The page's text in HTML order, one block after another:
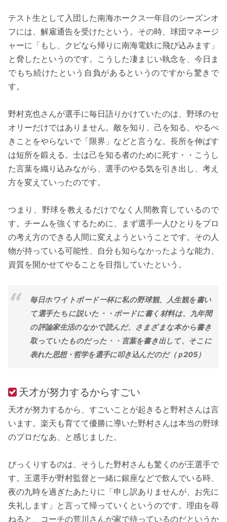
テスト生として入団した南海ホークス一年目のシーズンオ
フには、解雇通告を受けたという。その時、球団マネージ
ャーに「もし、クビなら帰りに南海電鉄に飛び込みます」
と脅したというのです。こうした凄まじい執念を、今日ま
でもち続けたという自負があるというのですから驚きで
す。
野村克也さんが選手に毎日語りかけていたのは、野球のセ
オリーだけではありません。敵を知り、己を知る。やるべ
きことをやらないで「限界」などと言うな。長所を伸ばす
は短所を鍛える。士は己を知る者のために死す・・こうし
た言葉を織り込みながら、選手のやる気を引き出し、考え
方を変えていったのです。
つまり、野球を教えるだけでなく人間教育しているので
す。チームを強くするために、まず選手一人ひとりをプロ
の考え方のできる人間に変えようということです。その人
物が持っている可能性、自分も知らなかったような能力、
資質を開かせてやることを目指していたという。
毎日ホワイトボード一杯に私の野球観、人生観を書い
て選手たちに説いた・・ボードに書く材料は、九年間
の評論家生活のなかで読んだ、さまざまな本から書き
取っていたものだった・・言葉を書き出して、そこに
表れた思想・哲学を選手に叩き込んだのだ（ｐ205）
天才が努力するからすごい
天才が努力するから、すごいことが起きると野村さんは言
います。楽天も育てて優勝に導いた野村さんは本当の野球
のプロだなあ、と感じました。
びっくりするのは、そうした野村さんも驚くのが王選手で
す。王選手が野村監督と一緒に銀座などで飲んでいる時、
夜の九時を過ぎたあたりに「申し訳ありませんが、お先に
失礼します」と言って帰っていくというのです。理由を尋
ねると、コーチの荒川さんが家で待っているのだというか